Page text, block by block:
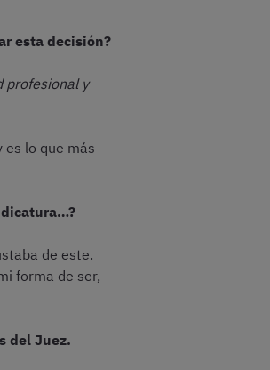
esta decisión?
profesional y
lo que más
de este.
forma de ser,
del Juez.